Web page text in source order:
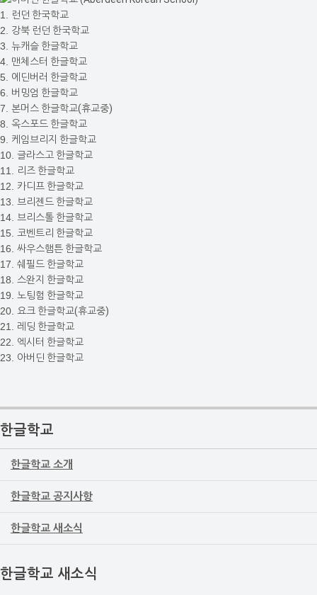
1.
런던 한국학교
2. 강북 런던 한국학교
3. 뉴캐슬 한글학교
4. 맨체스터 한글학교
5. 에딘버러 한글학교
6. 버밍엄 한글학교
7. 본머스 한글학교(휴교중)
8. 옥스포드 한글학교
9. 케임브리지 한글학교
10. 글라스고 한글학교
11.
리즈 한글학교
12. 카디프 한글학교
13. 브리젠드 한글학교
14. 브리스톨 한글학교
15. 코벤트리 한글학교
16. 싸우스햄튼 한글학교
17. 쉐필드 한글학교
18. 스완지 한글학교
19. 노팅험 한글학교
20. 요크 한글학교(휴교중)
21. 레딩 한글학교
22. 엑시터 한글학교
23. 아버딘 한글학교
한글학교
한글학교 소개
한글학교 공지사항
한글학교 새소식
한글학교 새소식